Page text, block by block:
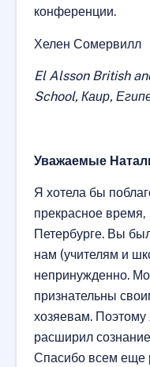
конференции.
Хелен Сомервилл
El Alsson British
School, Каир,
Уважаемые
Я хотела бы
прекрасное
Петербурге. Вы
нам (учителям и
непринужденно.
признательны
хозяевам.
расширил
Спасибо всем еще